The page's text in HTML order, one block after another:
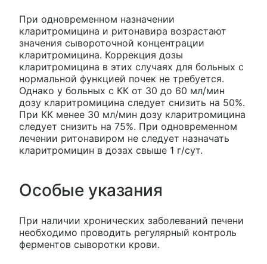
При одновременном назначении
кларитромицина и ритонавира возрастают
значения сывороточной концентрации
кларитромицина. Коррекция дозы
кларитромицина в этих случаях для больных с
нормальной функцией почек не требуется.
Однако у больных с КК от 30 до 60 мл/мин
дозу кларитромицина следует снизить на 50%.
При КК менее 30 мл/мин дозу кларитромицина
следует снизить на 75%. При одновременном
лечении ритонавиром не следует назначать
кларитромицин в дозах свыше 1 г/сут.
Особые указания
При наличии хронических заболеваний печени
необходимо проводить регулярный контроль
ферментов сыворотки крови.